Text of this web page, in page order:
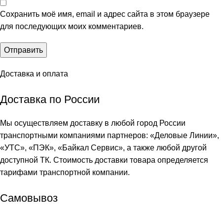
Сохранить моё имя, email и адрес сайта в этом браузере
для последующих моих комментариев.
Доставка и оплата
Доставка по России
Мы осуществляем доставку в любой город России
транспортными компаниями партнеров: «Деловые Линии»,
«УТС», «ПЭК», «Байкал Сервис», а также любой другой
доступной ТК. Стоимость доставки товара определяется
тарифами транспортной компании.
Самовывоз